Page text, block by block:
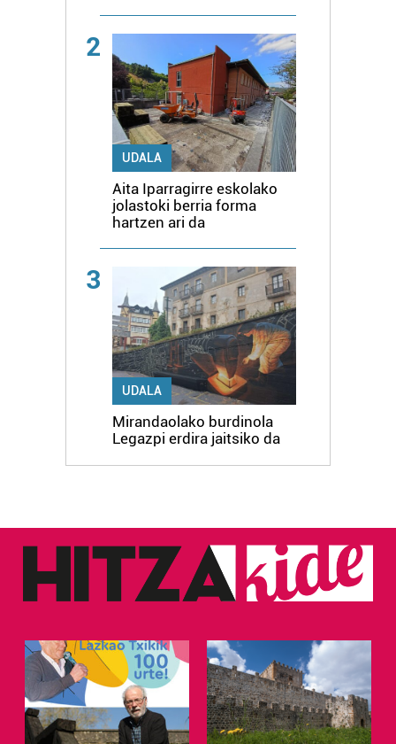
2
UDALA
Aita Iparragirre eskolako
jolastoki berria forma
hartzen ari da
3
UDALA
Mirandaolako burdinola
Legazpi erdira jaitsiko da